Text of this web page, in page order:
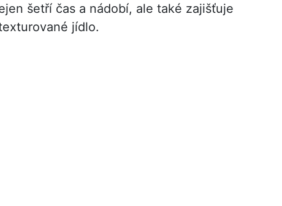
šetří čas a nádobí, ale také zajišťuje
jídlo.